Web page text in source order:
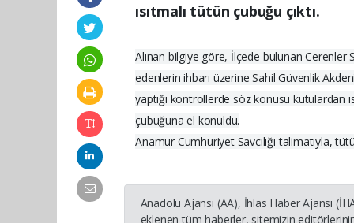
ısıtmalı tütün çubuğu çıktı.
Alınan bilgiye göre, İlçede bulunan Cerenler
edenlerin ihbarı üzerine Sahil Güvenlik
yaptığı kontrollerde söz konusu kutulardan
çubuğuna el konuldu.
Anamur Cumhuriyet Savcılığı talimatıyla,
Anadolu Ajansı (AA), İhlas Haber Ajansı
eklenen tüm haberler, sitemizin